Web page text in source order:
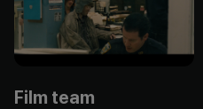
Film team